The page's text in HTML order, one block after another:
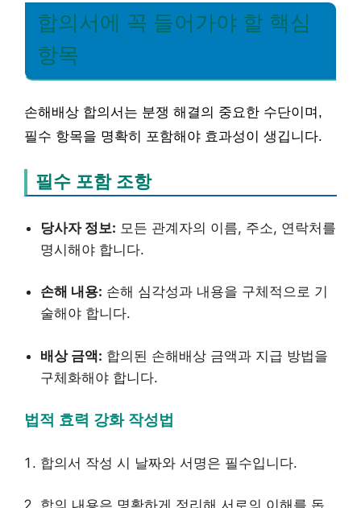
합의서에 꼭 들어가야 할 핵심
항목
손해배상 합의서는 분쟁 해결의 중요한 수단이며,
필수 항목을 명확히 포함해야 효과성이 생깁니다.
필수 포함 조항
당사자 정보: 모든 관계자의 이름, 주소, 연락처를
명시해야 합니다.
손해 내용: 손해 심각성과 내용을 구체적으로 기
술해야 합니다.
배상 금액: 합의된 손해배상 금액과 지급 방법을
구체화해야 합니다.
법적 효력 강화 작성법
합의서 작성 시 날짜와 서명은 필수입니다.
합의 내용은 명확하게 정리해 서로의 이해를 돕